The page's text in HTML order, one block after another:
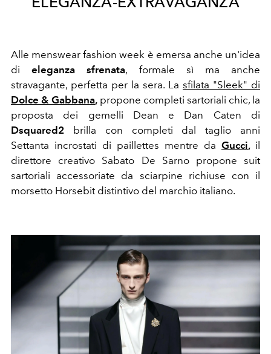
Alle menswear fashion week è emersa anche un'idea
dieleganza sfrenata, formale sì ma anche
stravagante, perfetta per la sera. La sfilata "Sleek" di
Dolce & Gabbana, propone completi sartoriali chic, la
proposta dei gemelli Dean e Dan Caten di
Dsquared2 brilla con completi dal taglio anni
Settanta incrostati di paillettes mentre da Gucci, il
direttore creativo Sabato De Sarno propone suit
sartoriali accessoriate da sciarpine richiuse con il
morsetto Horsebit distintivo del marchio italiano.